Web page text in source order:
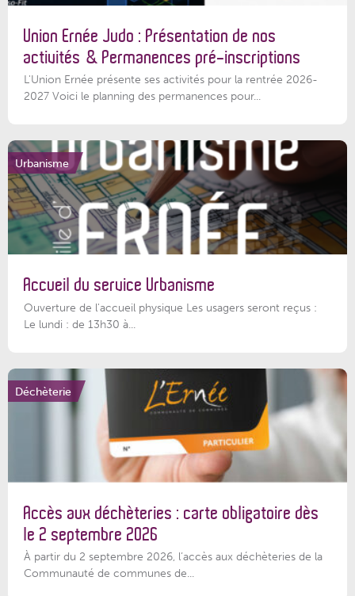
Union Ernée Judo : Présentation de nos
activités & Permanences pré-inscriptions
L'Union Ernée présente ses activités pour la rentrée 2026-
2027 Voici le planning des permanences pour...
Urbanisme
Accueil du service Urbanisme
Ouverture de l'accueil physique Les usagers seront reçus :
Le lundi : de 13h30 à...
Déchèterie
Accès aux déchèteries : carte obligatoire dès
le 2 septembre 2026
À partir du 2 septembre 2026, l’accès aux déchèteries de la
Communauté de communes de...